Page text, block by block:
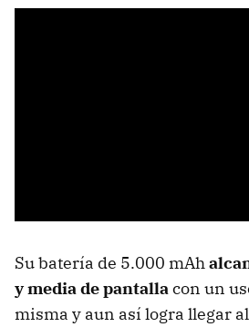
Su batería de 5.000 mAh
y media de pantalla con un
misma y aun así logra llegar